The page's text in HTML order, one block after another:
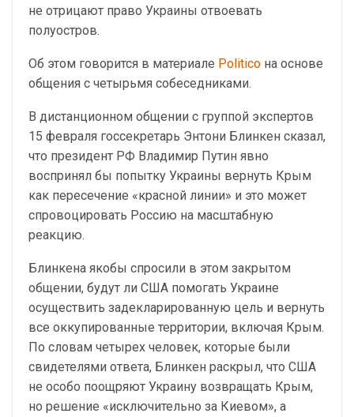
не отрицают право Украины отвоевать
полуостров.
Об этом говорится в материале Politico на основе
общения с четырьмя собеседниками.
В дистанционном общении с группой экспертов
15 февраля госсекретарь Энтони Блинкен сказал,
что президент РФ Владимир Путин явно
воспринял бы попытку Украины вернуть Крым
как пересечение «красной линии» и это может
спровоцировать Россию на масштабную
реакцию.
Блинкена якобы спросили в этом закрытом
общении, будут ли США помогать Украине
осуществить задекларированную цель и вернуть
все оккупированные территории, включая Крым.
По словам четырех человек, которые были
свидетелями ответа, Блинкен раскрыл, что США
не особо поощряют Украину возвращать Крым,
но решение «исключительно за Киевом», а